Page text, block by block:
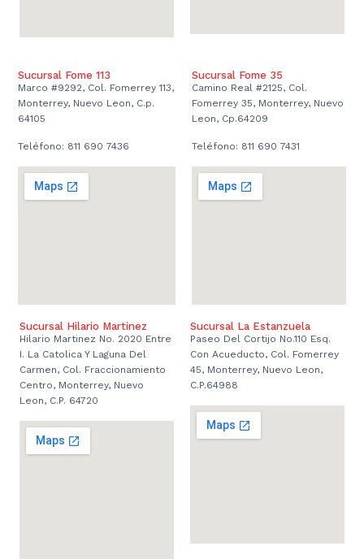
Sucursal Fome 113
Marco #9292, Col. Fomerrey 113,
Monterrey, Nuevo Leon, C.p.
64105
Teléfono: 811 690 7436
Sucursal Fome 35
Camino Real #2125, Col.
Fomerrey 35, Monterrey, Nuevo
Leon, Cp.64209
Teléfono: 811 690 7431
Sucursal Hilario Martinez
Hilario Martinez No. 2020 Entre
I. La Catolica Y Laguna Del
Carmen, Col. Fraccionamiento
Centro, Monterrey, Nuevo
Leon, C.P. 64720
Sucursal La Estanzuela
Paseo Del Cortijo No.110 Esq.
Con Acueducto, Col. Fomerrey
45, Monterrey, Nuevo Leon,
C.P.64988